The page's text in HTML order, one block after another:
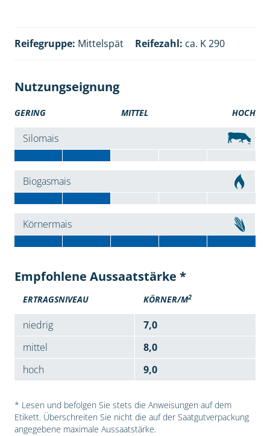
Reifegruppe: Mittelspät Reifezahl: ca. K 290
Nutzungseignung
GERING MITTEL HOCH
Silomais
Biogasmais
Körnermais
Empfohlene Aussaatstärke *
ERTRAGSNIVEAU KÖRNER/M2
niedrig
7,0
mittel
8,0
hoch
9,0
* Lesen und befolgen Sie stets die Anweisungen auf dem
Etikett. Überschreiten Sie nicht die auf der Saatgutverpackung
angegebene maximale Aussaatstärke.